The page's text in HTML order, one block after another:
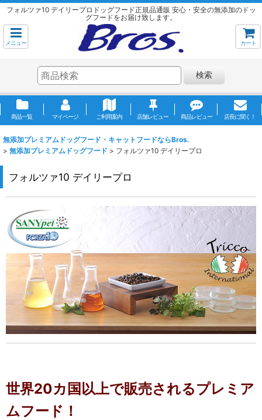
フォルツァ10 デイリープロドッグフード正規品通販 安心・安全の無添加のドッ
グフードをお届け致します。
メニュー カート
検索
商品一覧 マイページ ご利用案内 店舗レビュー 商品レビュー 店長に聞く！
無添加プレミアムドッグフード・キャットフードならBros.
> 無添加プレミアムドッグフード > フォルツァ10 デイリープロ
フォルツァ10 デイリープロ
世界20カ国以上で販売されるプレミア
ムフード！